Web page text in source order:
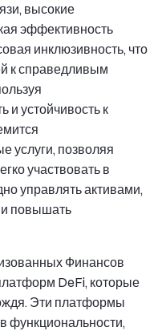
высокие
эффективность
инклюзивность, что
к справедливым
и устойчивость к
услуги, позволяя
участвовать в
управлять активами,
повышать
Финансов
DeFi, которые
Эти платформы
функциональности,